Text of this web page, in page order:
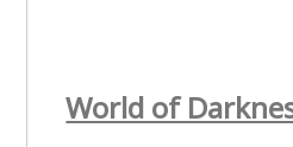
World of